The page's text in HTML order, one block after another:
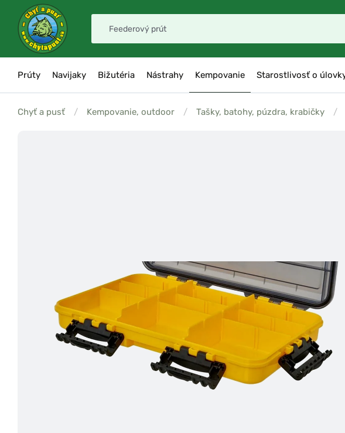
Prúty Navijaky Bižutéria Nástrahy Kempovanie Starostlivosť o
Chyť a pusť / Kempovanie, outdoor / Tašky, batohy, púzdra, krabičky /